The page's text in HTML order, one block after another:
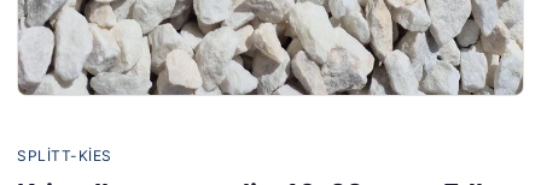
SPLITT-KIES